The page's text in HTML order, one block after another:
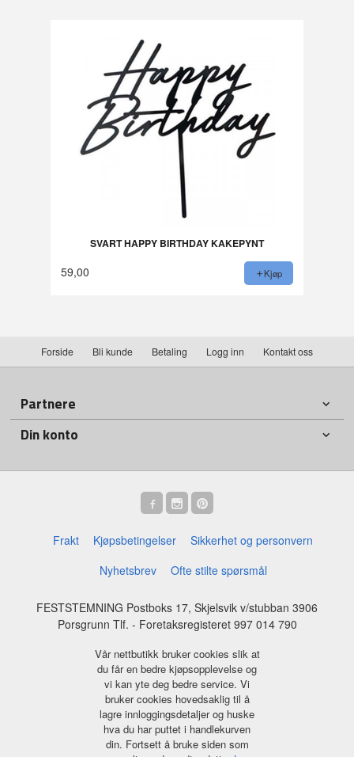
SVART HAPPY BIRTHDAY KAKEPYNT
59,00 Kjøp
Forside Bli kunde Betaling Logg inn Kontakt oss
Partnere
Din konto
Frakt Kjøpsbetingelser
Sikkerhet og personvern
Nyhetsbrev
Ofte stilte spørsmål
FESTSTEMNING Postboks 17, Skjelsvik v/stubban 3906
Porsgrunn Tlf. - Foretaksregisteret 997 014 790
Vår nettbutikk bruker cookies slik at
du får en bedre kjøpsopplevelse og
vi kan yte deg bedre service. Vi
bruker cookies hovedsaklig til å
lagre innloggingsdetaljer og huske
hva du har puttet i handlekurven
din. Fortsett å bruke siden som